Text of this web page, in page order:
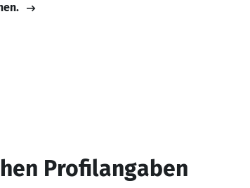
Profilangaben